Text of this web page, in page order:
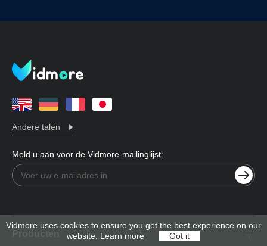
Andere talen
Meld u aan voor de Vidmore-mailinglijst:
Vidmore uses cookies to ensure you get the best experience on our
website. Learn more Got it